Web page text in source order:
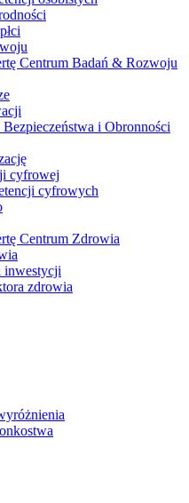
Centrum Badań & Rozwoju
i Obronności
cyfrowej
cyfrowych
Centrum Zdrowia
inwestycji
zdrowia